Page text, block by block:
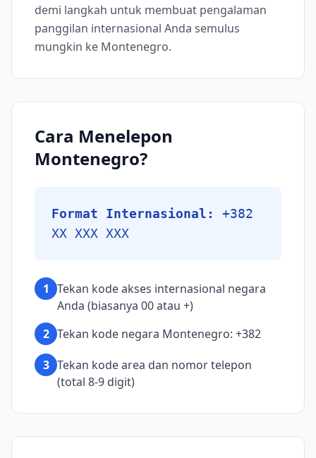
demi langkah untuk membuat pengalaman
panggilan internasional Anda semulus
mungkin ke Montenegro.
Cara Menelepon
Montenegro?
Format Internasional:
+382
XX XXX XXX
1 Tekan kode akses internasional negara
Anda (biasanya 00 atau +)
2 Tekan kode negara Montenegro: +382
3 Tekan kode area dan nomor telepon
(total 8-9 digit)